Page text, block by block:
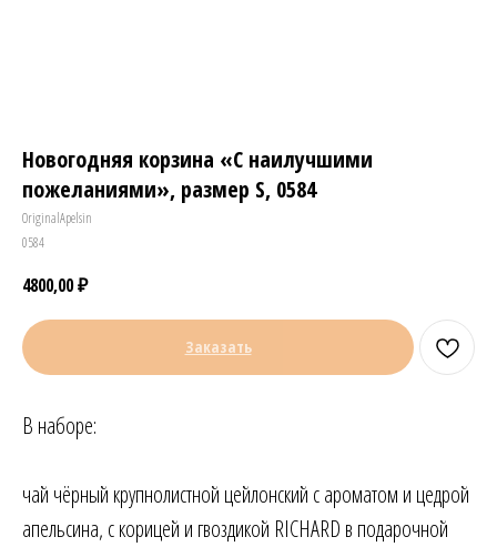
Новогодняя корзина «С наилучшими
пожеланиями», размер S, 0584
OriginalApelsin
0584
4800,00₽
Заказать
В наборе:
чай чёрный крупнолистной цейлонский с ароматом и цедрой
апельсина, с корицей и гвоздикой RICHARD в подарочной